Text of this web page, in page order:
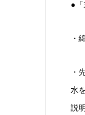
●「
・
・
水
説